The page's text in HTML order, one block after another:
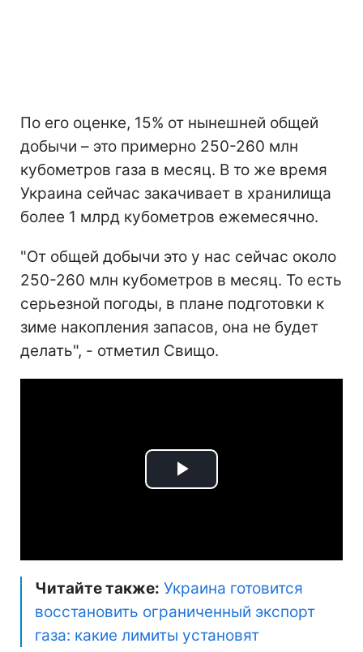
По его оценке, 15% от нынешней общей
добычи – это примерно 250-260 млн
кубометров газа в месяц. В то же время
Украина сейчас закачивает в хранилища
более 1 млрд кубометров ежемесячно.
"От общей добычи это у нас сейчас около
250-260 млн кубометров в месяц. То есть
серьезной погоды, в плане подготовки к
зиме накопления запасов, она не будет
делать", - отметил Свищо.
Play
Читайте также: Украина готовится
восстановить ограниченный экспорт
газа: какие лимиты установят